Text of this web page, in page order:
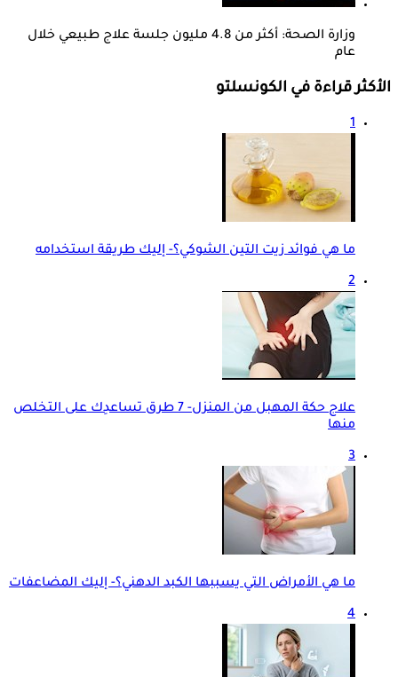
وزارة الصحة: أكثر من 4.8 مليون جلسة علاج طبيعي خلال
عام
الأكثر قراءة في الكونسلتو
1
ما هي فوائد زيت التين الشوكي؟- إليك طريقة استخدامه
2
علاج حكة المهبل من المنزل- 7 طرق تساعدِك على التخلص
منها
3
ما هي الأمراض التي يسببها الكبد الدهني؟- إليك المضاعفات
4